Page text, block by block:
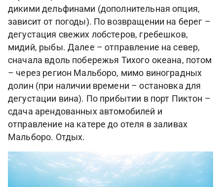
дикими дельфинами (дополнительная опция,
зависит от погоды). По возвращении на берег –
дегустация свежих лобстеров, гребешков,
мидий, рыбы. Далее – отправление на север,
сначала вдоль побережья Тихого океана, потом
– через регион Мальборо, мимо виноградных
долин (при наличии времени – остановка для
дегустации вина). По прибытии в порт Пиктон –
сдача арендованных автомобилей и
отправление на катере до отеля в заливах
Мальборо. Отдых.